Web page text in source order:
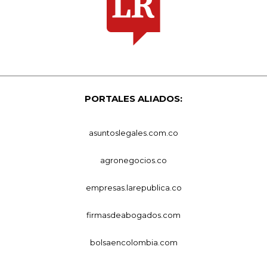
PORTALES ALIADOS:
asuntoslegales.com.co
agronegocios.co
empresas.larepublica.co
firmasdeabogados.com
bolsaencolombia.com